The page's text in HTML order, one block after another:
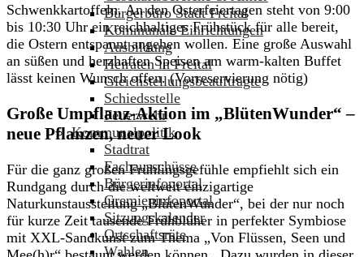
Bürgerbüro Stadt Freital
Kommunale Einrichtungen
Ausbildung
Heiraten in Freital
Gleichstellungsbeauftragte
Schiedsstelle
Feuerwehr
Kommunalpolitik
Stadtrat
Fachausschüsse
Bürgerinfoportal
Gremieninfoportal
Sitzungskalender
Ortschaftsräte
Wahlen
Schwenkkartoffeln. An den Osterfeiertagen steht von 9:00
bis 10:30 Uhr ein reichhaltiges Frühstück für alle bereit,
die Ostern entspannt angehen wollen. Eine große Auswahl
an süßen und herzhaften Speisen am warm-kalten Buffet
lässt keinen Wunsch offen. (Vorreservierung nötig)
Große Umpflanz-Aktion im „BlütenWunder“ –
neue Pflanzen, neuer Look
Für die ganz großen Frühlingsgefühle empfiehlt sich ein
Rundgang durch die weltweit einzigartige
Naturkunstausstellung „BlütenWunder“, bei der nur noch
für kurze Zeit tausende Frühblüher in perfekter Symbiose
mit XXL-Sandkunst zum Thema „Von Flüssen, Seen und